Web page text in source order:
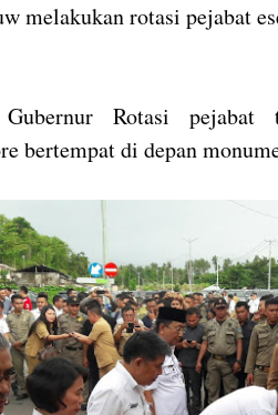
melakukan rotasi pejabat
Rotasi pejabat
bertempat di depan